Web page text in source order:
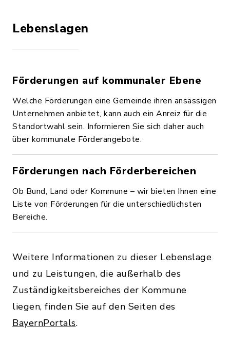
Lebenslagen
Förderungen auf kommunaler Ebene
Welche Förderungen eine Gemeinde ihren ansässigen
Unternehmen anbietet, kann auch ein Anreiz für die
Standortwahl sein. Informieren Sie sich daher auch
über kommunale Förderangebote.
Förderungen nach Förderbereichen
Ob Bund, Land oder Kommune – wir bieten Ihnen eine
Liste von Förderungen für die unterschiedlichsten
Bereiche.
Weitere Informationen zu dieser Lebenslage
und zu Leistungen, die außerhalb des
Zuständigkeitsbereiches der Kommune
liegen, finden Sie auf den Seiten des
BayernPortals.